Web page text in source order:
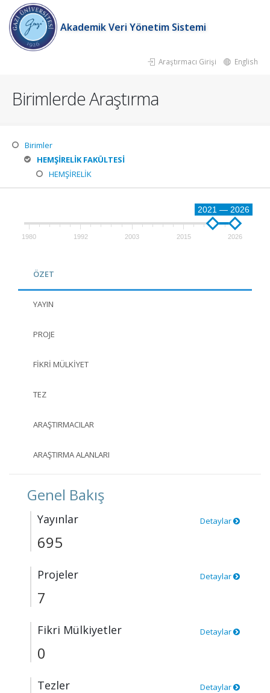
Akademik Veri Yönetim Sistemi
Araştırmacı Girişi English
Birimlerde Araştırma
Birimler
HEMŞİRELİK FAKÜLTESİ
HEMŞİRELİK
2021 — 2026
1980 1992 2003 2015 2026
ÖZET
YAYIN
PROJE
FIKRI MÜLKIYET
TEZ
ARAŞTIRMACILAR
ARAŞTIRMA ALANLARI
Genel Bakış
Yayınlar Detaylar
695
Projeler Detaylar
7
Fikri Mülkiyetler Detaylar
0
Tezler Detaylar